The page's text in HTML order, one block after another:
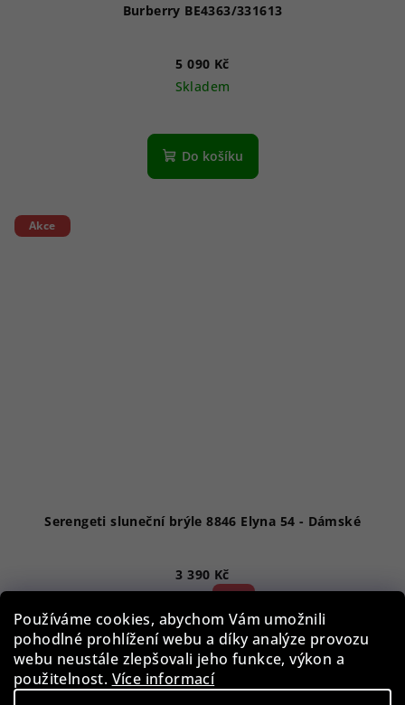
Používáme cookies, abychom Vám umožnili
pohodlné prohlížení webu a díky analýze provozu
webu neustále zlepšovali jeho funkce, výkon a
použitelnost. Více informací
Burberry BE4363/331613
5 090 Kč
Skladem
Do košíku
Akce
Serengeti sluneční brýle 8846 Elyna 54 - Dámské
3 390 Kč
7 090 Kč
52 %)
Skladem
Do košíku